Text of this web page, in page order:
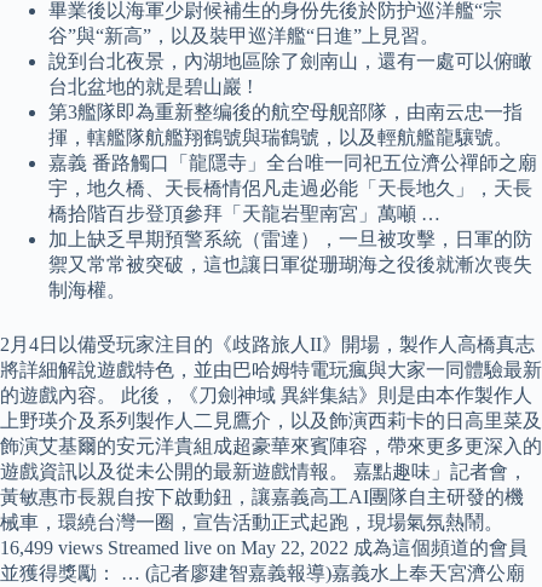
畢業後以海軍少尉候補生的身份先後於防护巡洋艦“宗
谷”與“新高”，以及裝甲巡洋艦“日進”上見習。
說到台北夜景，內湖地區除了劍南山，還有一處可以俯瞰
台北盆地的就是碧山巖 !
第3艦隊即為重新整编後的航空母舰部隊，由南云忠一指
揮，轄艦隊航艦翔鶴號與瑞鶴號，以及輕航艦龍驤號。
嘉義 番路觸口「龍隱寺」全台唯一同祀五位濟公禪師之廟
宇，地久橋、天長橋情侶凡走過必能「天長地久」，天長
橋拾階百步登頂參拜「天龍岩聖南宮」萬噸 …
加上缺乏早期預警系統（雷達），一旦被攻擊，日軍的防
禦又常常被突破，這也讓日軍從珊瑚海之役後就漸次喪失
制海權。
2月4日以備受玩家注目的《歧路旅人II》開場，製作人高橋真志
將詳細解說遊戲特色，並由巴哈姆特電玩瘋與大家一同體驗最新
的遊戲內容。 此後，《刀劍神域 異絆集結》則是由本作製作人
上野瑛介及系列製作人二見鷹介，以及飾演西莉卡的日高里菜及
飾演艾基爾的安元洋貴組成超豪華來賓陣容，帶來更多更深入的
遊戲資訊以及從未公開的最新遊戲情報。 嘉點趣味」記者會，
黃敏惠市長親自按下啟動鈕，讓嘉義高工AI團隊自主研發的機
械車，環繞台灣一圈，宣告活動正式起跑，現場氣氛熱鬧。
16,499 views Streamed live on May 22, 2022 成為這個頻道的會員
並獲得獎勵： … (記者廖建智嘉義報導)嘉義水上奉天宮濟公廟